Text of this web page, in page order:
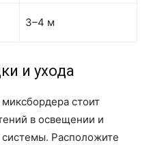
3–4 м
и ухода
стоит
в освещении и
системы. Расположите